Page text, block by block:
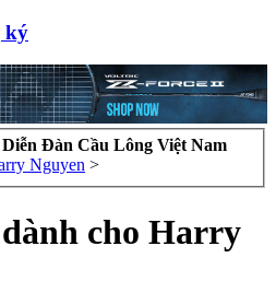
ký
Đàn Cầu Lông Việt Nam
Nguyen >
cho Harry